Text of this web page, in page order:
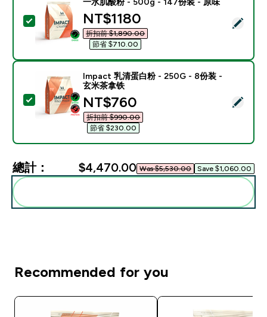
選取此商品 - 一水肌酸粉 - 500g - 147份装 - 原味
discounted price
NT$1180‎
折扣前 $1,890.00‎
節省 $710.00‎
選取此商品 - Impact 乳清蛋白粉 - 250G - 8份装 - 玄
Impact 乳清蛋白粉 - 250G - 8份装 -
玄米茶拿铁
discounted price
NT$760‎
折扣前 $990.00‎
節省 $230.00‎
總計： $4,470.00‎ Was $5,530.00‎ Save $1,060.00‎
Recommended for you